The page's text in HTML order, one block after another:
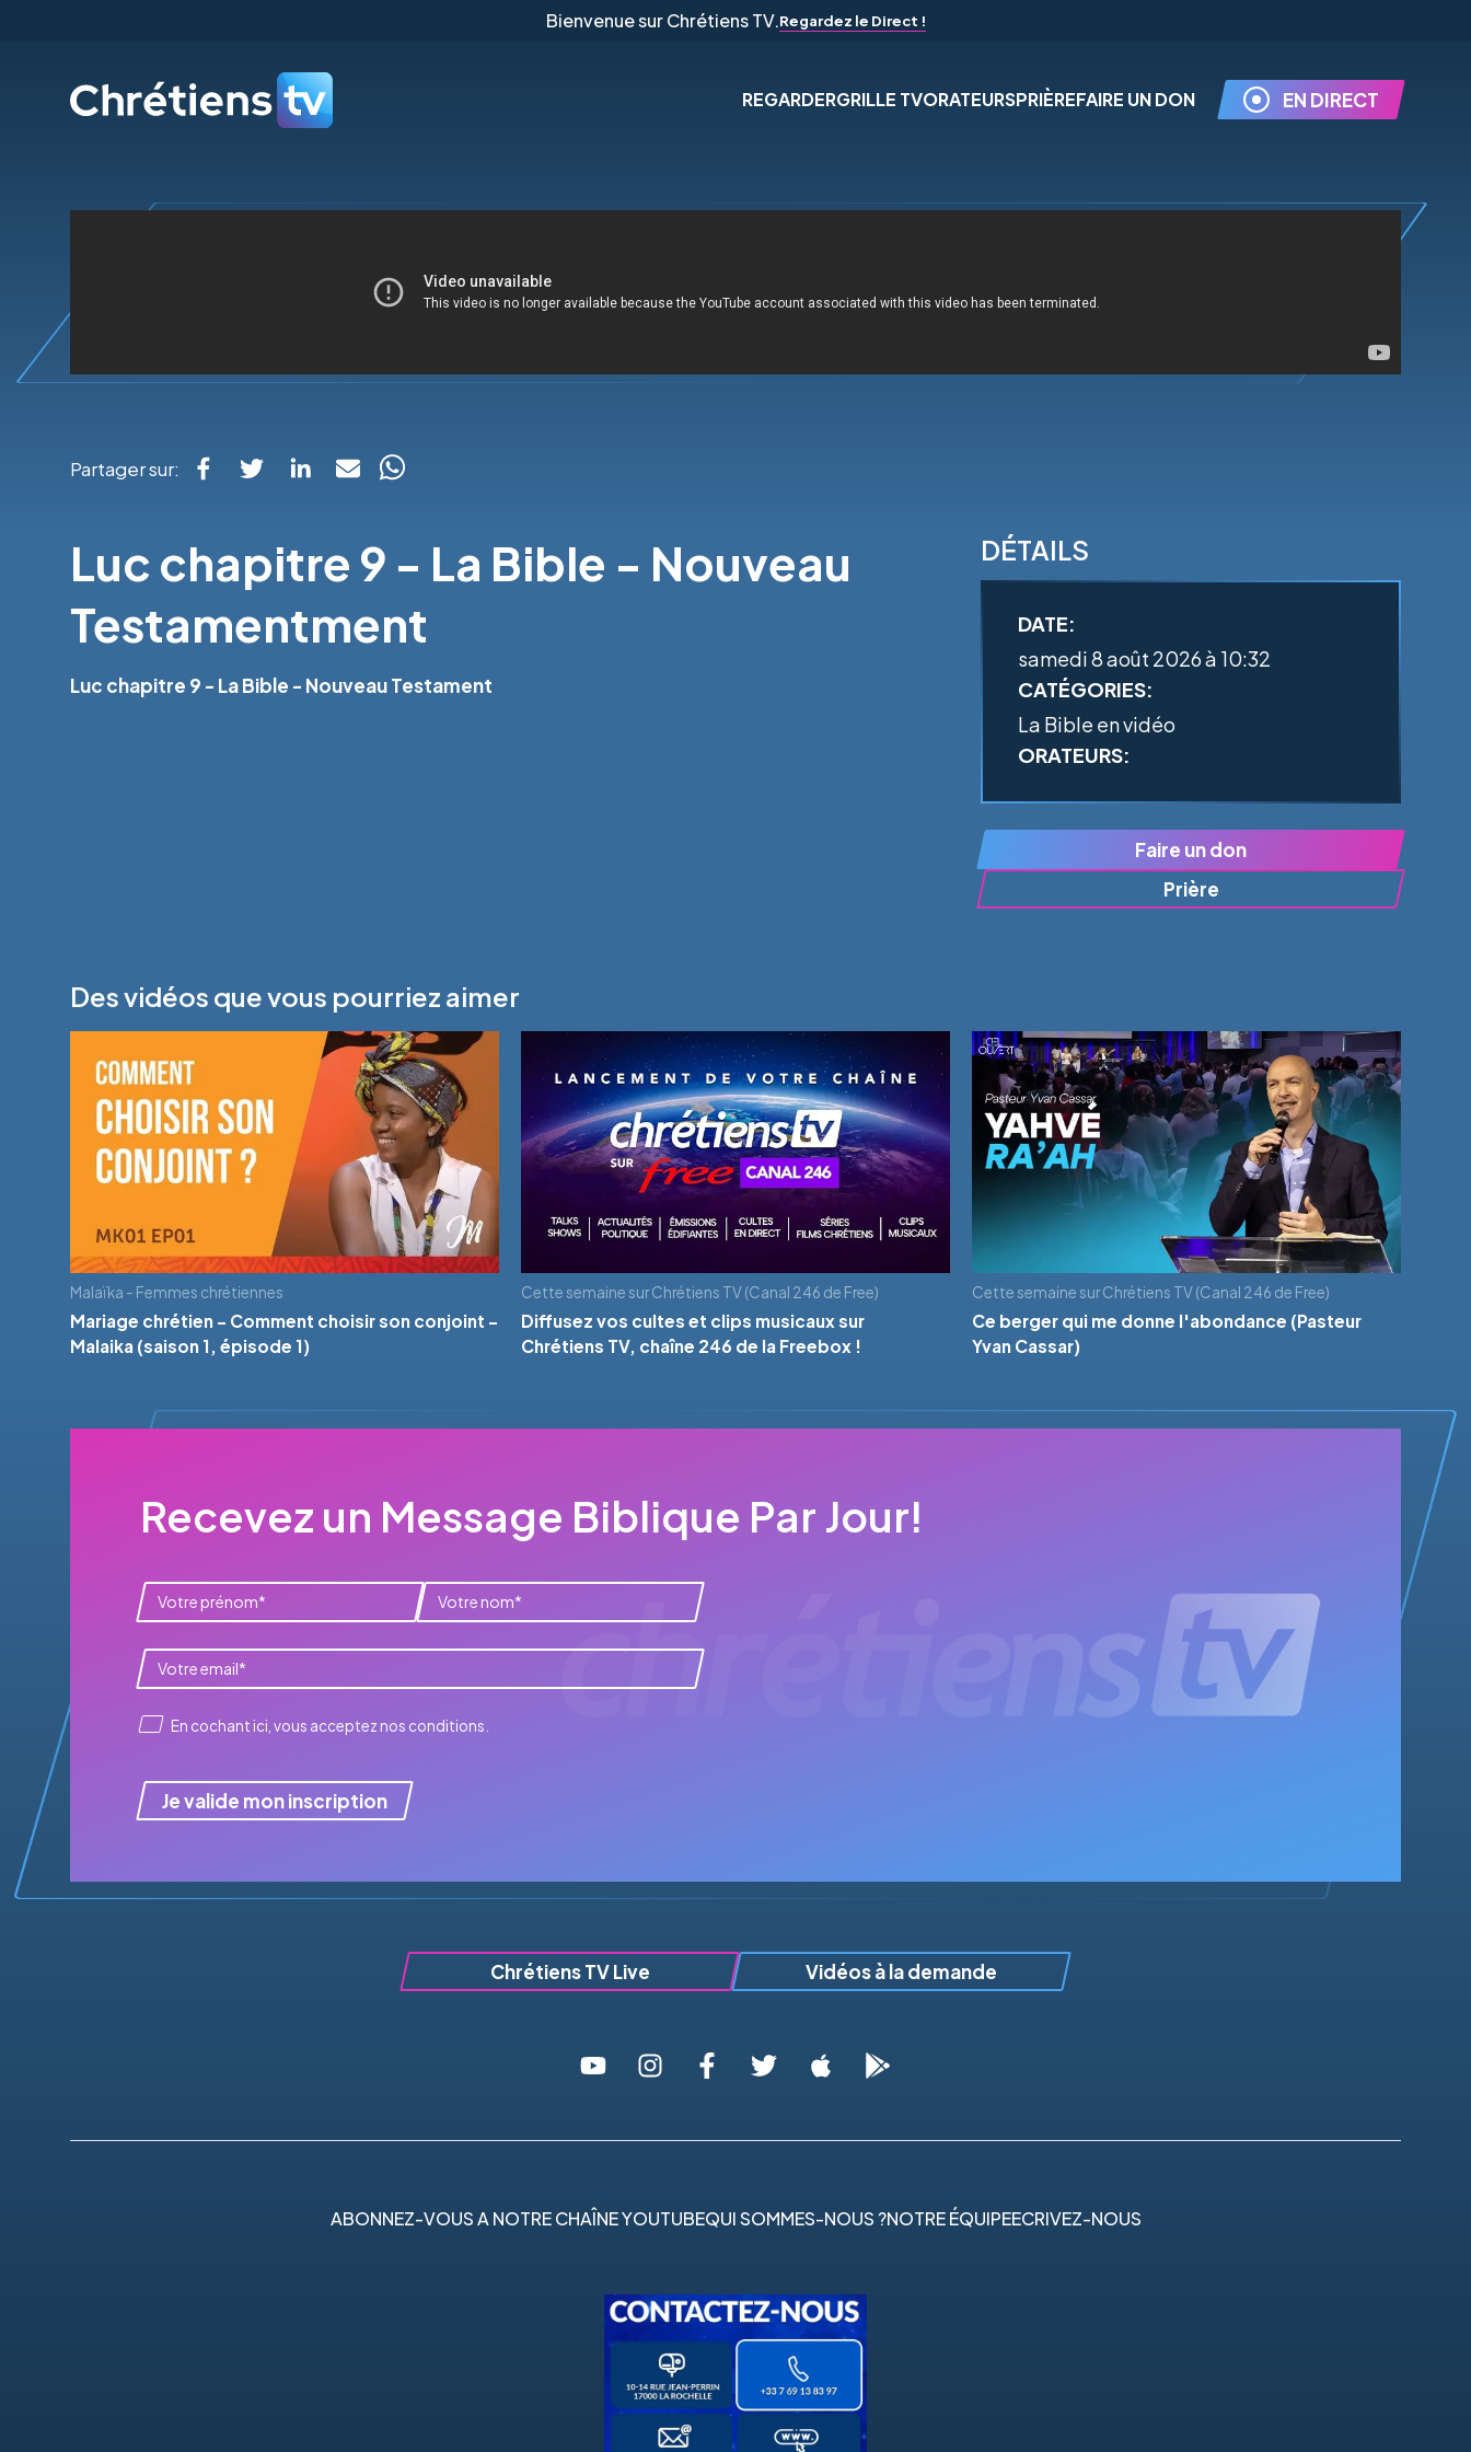
Bienvenue sur Chrétiens TV.Regardez le Direct !
REGARDERGRILLE TVORATEURSPRIÈREFAIRE UN DON EN DIRECT
Partager sur:
Luc chapitre 9 - La Bible - Nouveau
Testamentment
Luc chapitre 9 - La Bible - Nouveau Testament
DÉTAILS
DATE:
samedi 8 août 2026 à 10:32
CATÉGORIES:
La Bible en vidéo
ORATEURS:
Faire un don
Prière
Des vidéos que vous pourriez aimer
Malaïka - Femmes chrétiennes
Mariage chrétien - Comment choisir son conjoint -
Malaika (saison 1, épisode 1)
Cette semaine sur Chrétiens TV (Canal 246 de Free)
Diffusez vos cultes et clips musicaux sur
Chrétiens TV, chaîne 246 de la Freebox !
Cette semaine sur Chrétiens TV (Canal 246 de Free)
Ce berger qui me donne l'abondance (Pasteur
Yvan Cassar)
Recevez un Message Biblique Par Jour!
En cochant ici, vous acceptez nos conditions
Je valide mon inscription
Chrétiens TV Live Vidéos à la demande
ABONNEZ-VOUS A NOTRE CHAÎNE YOUTUBEQUI SOMMES-NOUS ?NOTRE ÉQUIPEECRIVEZ-NOUS